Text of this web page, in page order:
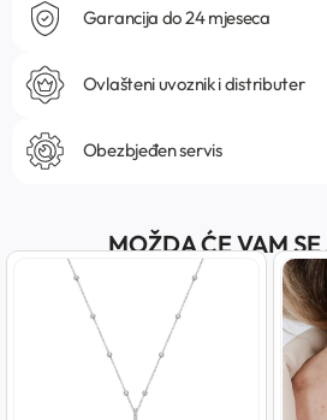
Garancija do 24 mjeseca
Ovlašteni uvoznik i distributer
Obezbjeđen servis
MOŽDA ĆE VAM